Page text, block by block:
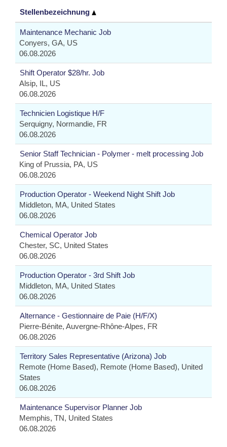
Stellenbezeichnung
Maintenance Mechanic Job
Conyers, GA, US
06.08.2026
Shift Operator $28/hr. Job
Alsip, IL, US
06.08.2026
Technicien Logistique H/F
Serquigny, Normandie, FR
06.08.2026
Senior Staff Technician - Polymer - melt processing Job
King of Prussia, PA, US
06.08.2026
Production Operator - Weekend Night Shift Job
Middleton, MA, United States
06.08.2026
Chemical Operator Job
Chester, SC, United States
06.08.2026
Production Operator - 3rd Shift Job
Middleton, MA, United States
06.08.2026
Alternance - Gestionnaire de Paie (H/F/X)
Pierre-Bénite, Auvergne-Rhône-Alpes, FR
06.08.2026
Territory Sales Representative (Arizona) Job
Remote (Home Based), Remote (Home Based), United
States
06.08.2026
Maintenance Supervisor Planner Job
Memphis, TN, United States
06.08.2026